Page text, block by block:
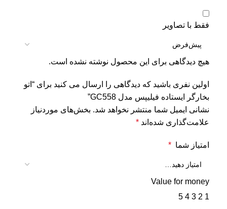
فقط با تصاویر
هیچ دیدگاهی برای این محصول نوشته نشده است.
اولین نفری باشید که دیدگاهی را ارسال می کنید برای “اتو
بخارگر ایستاده فیلیپس مدل GC558”
نشانی ایمیل شما منتشر نخواهد شد. بخش‌های موردنیاز
علامت‌گذاری شده‌اند *
امتیاز شما *
Value for money
1
2
3
4
5